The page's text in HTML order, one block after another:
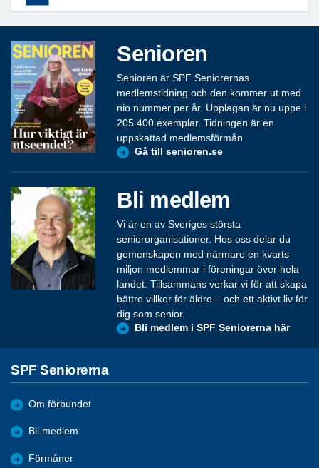
Senioren
Senioren är SPF Seniorernas
medlemstidning och den kommer ut med
nio nummer per år. Upplagan är nu uppe i
205 400 exemplar. Tidningen är en
uppskattad medlemsförmån.
Gå till senioren.se
Bli medlem
Vi är en av Sveriges största
seniororganisationer. Hos oss delar du
gemenskapen med närmare en kvarts
miljon medlemmar i föreningar över hela
landet. Tillsammans verkar vi för att skapa
bättre villkor för äldre – och ett aktivt liv för
dig som senior.
Bli medlem i SPF Seniorerna här
SPF Seniorerna
Om förbundet
Bli medlem
Förmåner